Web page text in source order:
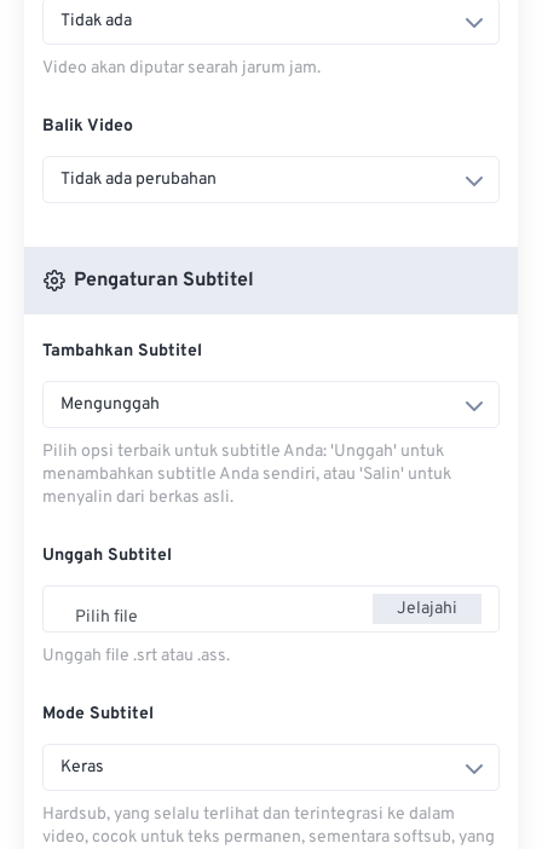
Tidak ada
Video akan diputar searah jarum jam.
Balik Video
Tidak ada perubahan
Pengaturan Subtitel
Tambahkan Subtitel
Mengunggah
Pilih opsi terbaik untuk subtitle Anda: 'Unggah' untuk
menambahkan subtitle Anda sendiri, atau 'Salin' untuk
menyalin dari berkas asli.
Unggah Subtitel
Pilih file Jelajahi
Unggah file .srt atau .ass.
Mode Subtitel
Keras
Hardsub, yang selalu terlihat dan terintegrasi ke dalam
video, cocok untuk teks permanen, sementara softsub, yang